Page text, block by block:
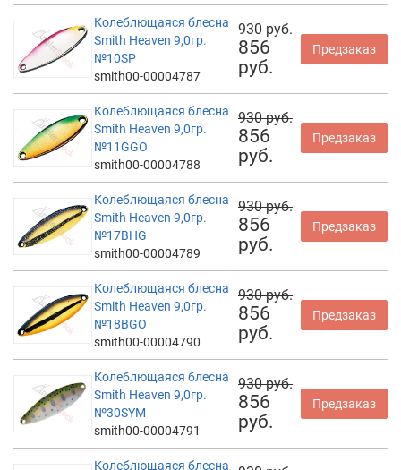
Колеблющаяся блесна
Smith Heaven 9,0гр.
№10SP
smith00-00004787
930 руб.
856
руб.
Предзаказ
Колеблющаяся блесна
Smith Heaven 9,0гр.
№11GGO
smith00-00004788
930 руб.
856
руб.
Предзаказ
Колеблющаяся блесна
Smith Heaven 9,0гр.
№17BHG
smith00-00004789
930 руб.
856
руб.
Предзаказ
Колеблющаяся блесна
Smith Heaven 9,0гр.
№18BGO
smith00-00004790
930 руб.
856
руб.
Предзаказ
Колеблющаяся блесна
Smith Heaven 9,0гр.
№30SYM
smith00-00004791
930 руб.
856
руб.
Предзаказ
Колеблющаяся блесна